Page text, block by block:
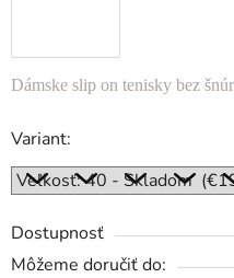
Dámske slip on tenisky bez
Variant:
Dostupnosť
Môžeme doručiť do: